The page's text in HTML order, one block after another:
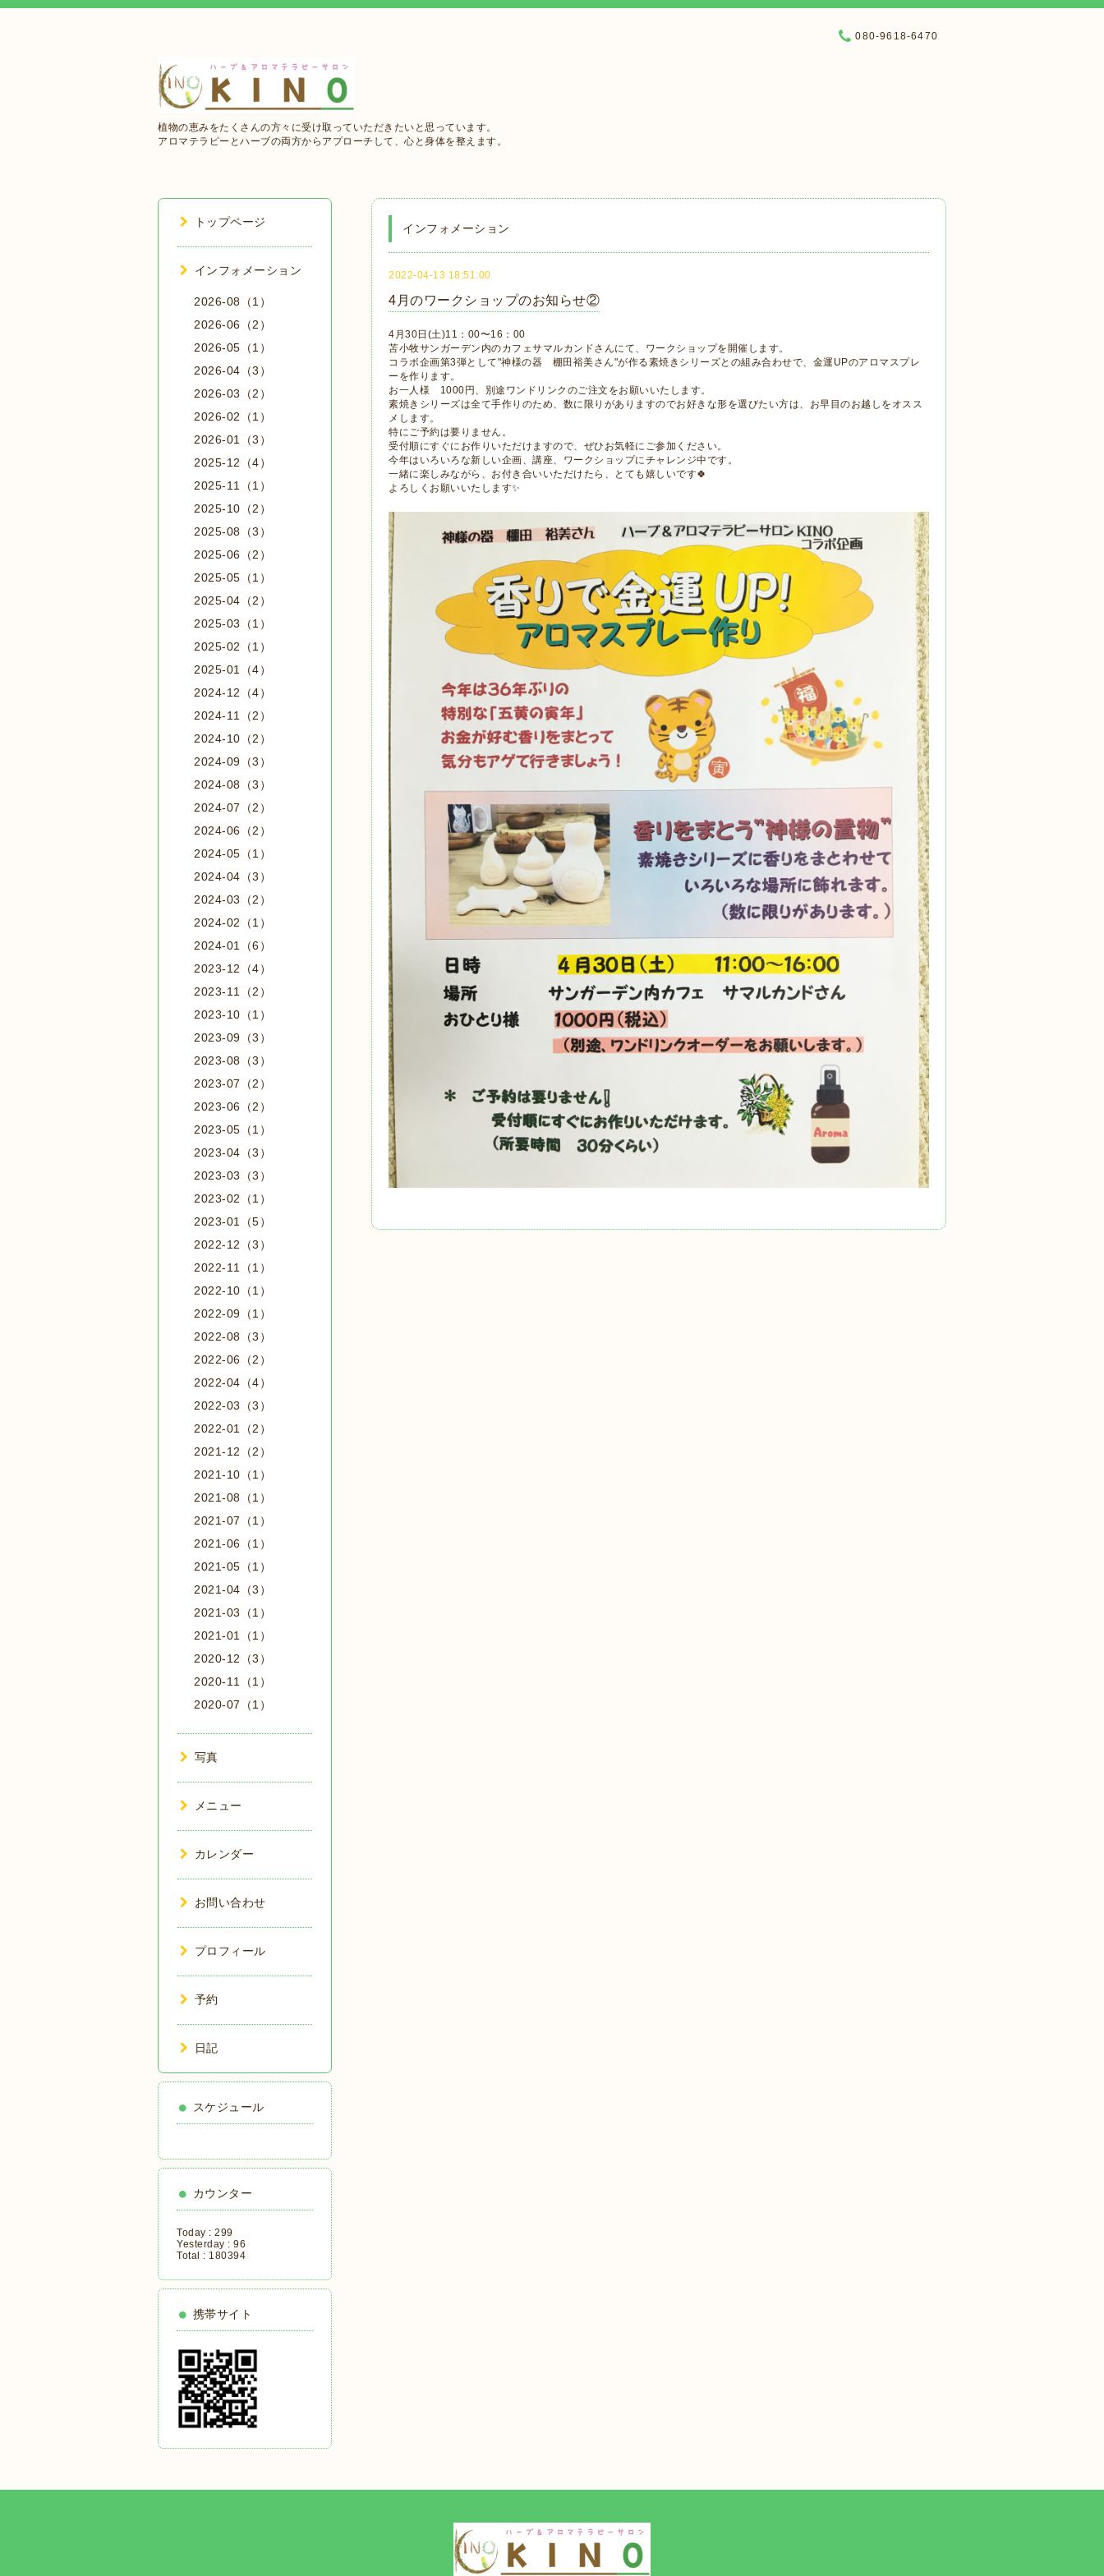
植物の恵みをたくさんの方々に受け取っていただきたいと思っています。
アロマテラピーとハーブの両方からアプローチして、心と身体を整えます。
080-9618-6470
インフォメーション
2022-04-13 18:51:00
4月のワークショップのお知らせ②
4月30日(土)11：00〜16：00
苫小牧サンガーデン内のカフェサマルカンドさんにて、ワークショップを開催します。
コラボ企画第3弾として"神様の器 棚田裕美さん"が作る素焼きシリーズとの組み合わせで、金運UPのアロマスプレ
ーを作ります。
お一人様 1000円、別途ワンドリンクのご注文をお願いいたします。
素焼きシリーズは全て手作りのため、数に限りがありますのでお好きな形を選びたい方は、お早目のお越しをオスス
メします。
特にご予約は要りません。
受付順にすぐにお作りいただけますので、ぜひお気軽にご参加ください。
今年はいろいろな新しい企画、講座、ワークショップにチャレンジ中です。
一緒に楽しみながら、お付き合いいただけたら、とても嬉しいです🍀
よろしくお願いいたします✨
トップページ
インフォメーション
2026-08（1）
2026-06（2）
2026-05（1）
2026-04（3）
2026-03（2）
2026-02（1）
2026-01（3）
2025-12（4）
2025-11（1）
2025-10（2）
2025-08（3）
2025-06（2）
2025-05（1）
2025-04（2）
2025-03（1）
2025-02（1）
2025-01（4）
2024-12（4）
2024-11（2）
2024-10（2）
2024-09（3）
2024-08（3）
2024-07（2）
2024-06（2）
2024-05（1）
2024-04（3）
2024-03（2）
2024-02（1）
2024-01（6）
2023-12（4）
2023-11（2）
2023-10（1）
2023-09（3）
2023-08（3）
2023-07（2）
2023-06（2）
2023-05（1）
2023-04（3）
2023-03（3）
2023-02（1）
2023-01（5）
2022-12（3）
2022-11（1）
2022-10（1）
2022-09（1）
2022-08（3）
2022-06（2）
2022-04（4）
2022-03（3）
2022-01（2）
2021-12（2）
2021-10（1）
2021-08（1）
2021-07（1）
2021-06（1）
2021-05（1）
2021-04（3）
2021-03（1）
2021-01（1）
2020-12（3）
2020-11（1）
2020-07（1）
写真
メニュー
カレンダー
お問い合わせ
プロフィール
予約
日記
スケジュール
カウンター
Today : 299
Yesterday : 96
Total : 180394
携帯サイト